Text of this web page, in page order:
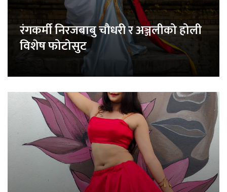
रंगकर्मी निरजबाबु चौधरी र अञ्जलीको होली
विशेष फोटोसुट